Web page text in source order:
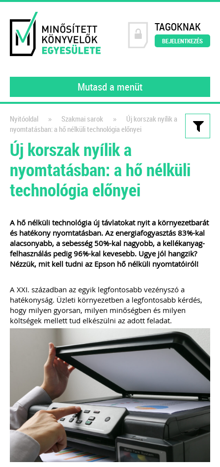
TAGOKNAK
BEJELENTKEZÉS
Mutasd a menüt
Kiadványaink
Könyvelői szerződésminta
digitalizált környezetben
A számlakép digitalizálásától a
feldolgozáson át a digitális
2022
Új és rendhagyó könyvelői feladat és
felelősség a digitális bizonylatok online
rendszerekben történő kezelése.
átlátható szabályozást
(szerződésmintát) az elektronikus
dokumentumok kezeléséhez, melyre
akkor van szükséged, ha nem csak és
kizárólag mindent papír alapon
könyvelsz.
TAGJAINK INGYENESEN LETÖLTHETIK -
Ár: 17.900 Ft
Tagoknak: Ingyenesen
letölthető
MEGRENDELEM
Még több szakmai kiadvány »
Nyitóoldal » Szakmai sarok »
Új korszak nyílik a
nyomtatásban: a hő nélküli technológia előnyei
Új korszak nyílik a
nyomtatásban: a hő nélküli
technológia előnyei
A hő nélküli technológia új távlatokat nyit a környezetbarát
és hatékony nyomtatásban. Az energiafogyasztás 83%-kal
alacsonyabb, a sebesség 50%-kal nagyobb, a kellékanyag-
felhasználás pedig 96%-kal kevesebb. Ugye jól hangzik?
Nézzük, mit kell tudni az Epson hő nélküli nyomtatóiról!
A XXI. században az egyik legfontosabb vezényszó a
hatékonyság. Üzleti környezetben a legfontosabb kérdés,
hogy milyen gyorsan, milyen minőségben és milyen
költségek mellett tud elkészülni az adott feladat.